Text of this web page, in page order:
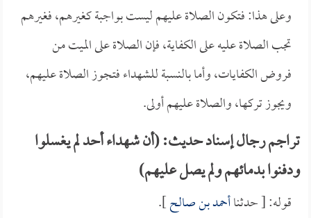
وعلى هذا: فتكون الصلاة عليهم ليست بواجبة كغيرهم، فغيرهم
تجب الصلاة عليه على الكفاية، فإن الصلاة على الميت من
فروض الكفايات، وأما بالنسبة للشهداء فتجوز الصلاة عليهم،
ويجوز تركها، والصلاة عليهم أولى.
تراجم رجال إسناد حديث: (أن شهداء أحد لم يغسلوا
ودفنوا بدمائهم ولم يصل عليهم)
قوله: [ حدثناأحمد بن صالح].